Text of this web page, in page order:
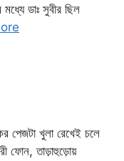
ডাঃ সুবীর ছিল
পেজটা খুলা রেখেই চলে
ফোন, তাড়াহুড়োয়